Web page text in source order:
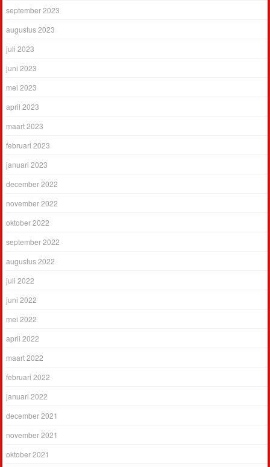
september 2023
augustus 2023
juli 2023
juni 2023
mei 2023
april 2023
maart 2023
februari 2023
januari 2023
december 2022
november 2022
oktober 2022
september 2022
augustus 2022
juli 2022
juni 2022
mei 2022
april 2022
maart 2022
februari 2022
januari 2022
december 2021
november 2021
oktober 2021